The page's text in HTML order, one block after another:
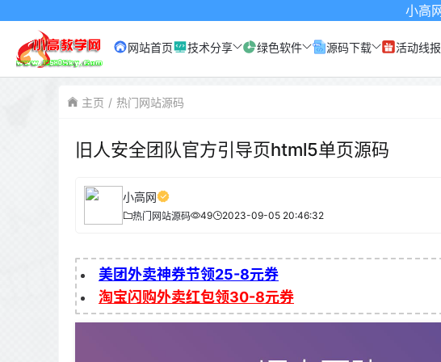
小高网已启用最
网站首页 技术分享 绿色软件 源码下载 活动线报
主页 热门网站源码
旧人安全团队官方引导页html5单页源码
小高网
热门网站源码 49 2023-09-05 20:46:32
美团外卖神券节领25-8元券
淘宝闪购外卖红包领30-8元券